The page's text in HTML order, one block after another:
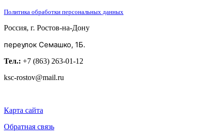
Политика обработки персональных данных
Россия, г. Ростов-на-Дону
переулок Семашко, 1Б.
Тел.: +7 (863) 263-01-12
ksc-rostov@mail.ru
Карта сайта
Обратная связь